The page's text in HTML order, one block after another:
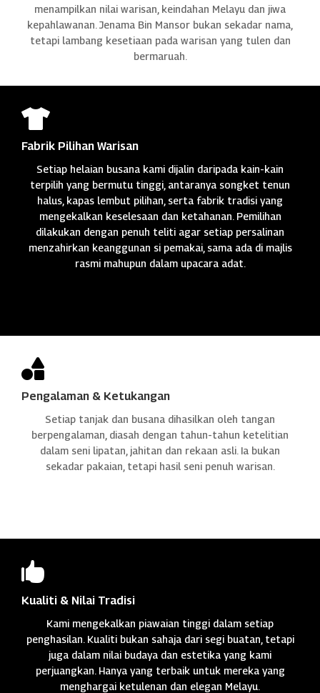
menampilkan nilai warisan, keindahan Melayu dan jiwa
kepahlawanan. Jenama Bin Mansor bukan sekadar nama,
tetapi lambang kesetiaan pada warisan yang tulen dan
bermaruah.

Fabrik Pilihan Warisan
Setiap helaian busana kami dijalin daripada kain-kain
terpilih yang bermutu tinggi, antaranya songket tenun
halus, kapas lembut pilihan, serta fabrik tradisi yang
mengekalkan keselesaan dan ketahanan. Pemilihan
dilakukan dengan penuh teliti agar setiap persalinan
menzahirkan keanggunan si pemakai, sama ada di majlis
rasmi mahupun dalam upacara adat.

Pengalaman & Ketukangan
Setiap tanjak dan busana dihasilkan oleh tangan
berpengalaman, diasah dengan tahun-tahun ketelitian
dalam seni lipatan, jahitan dan rekaan asli. Ia bukan
sekadar pakaian, tetapi hasil seni penuh warisan.

Kualiti & Nilai Tradisi
Kami mengekalkan piawaian tinggi dalam setiap
penghasilan. Kualiti bukan sahaja dari segi buatan, tetapi
juga dalam nilai budaya dan estetika yang kami
perjuangkan. Hanya yang terbaik untuk mereka yang
menghargai ketulenan dan elegan Melayu.